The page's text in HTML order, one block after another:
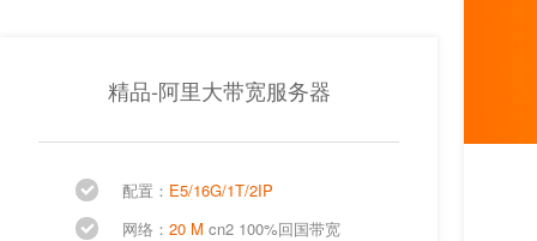
精品-阿里大带宽服务器
配置： E5/16G/1T/2IP
网络： 20 M cn2 100%回国带宽